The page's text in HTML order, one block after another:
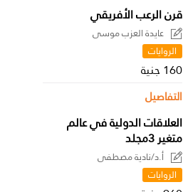
قرن الرعب الأفريقي
عايدة العزب موسى
الروايات
160 جنية
التفاصيل
العلاقات الدولية في عالم
متغير 3مجلد
أ.د/نادية مصطفى
الروايات